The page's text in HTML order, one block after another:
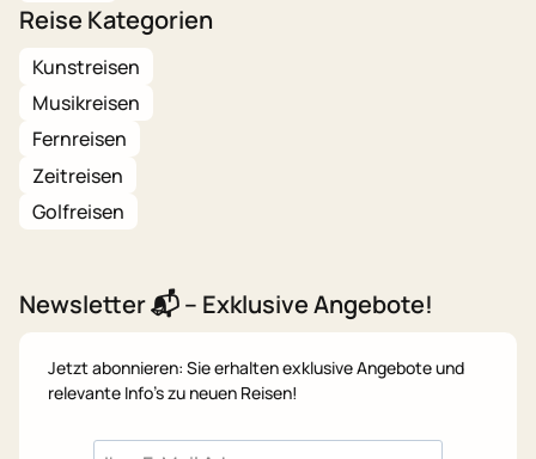
Reise Kategorien
Kunstreisen
Musikreisen
Fernreisen
Zeitreisen
Golfreisen
Newsletter 📬 – Exklusive Angebote!
Jetzt abonnieren: Sie erhalten exklusive Angebote und
relevante Info's zu neuen Reisen!